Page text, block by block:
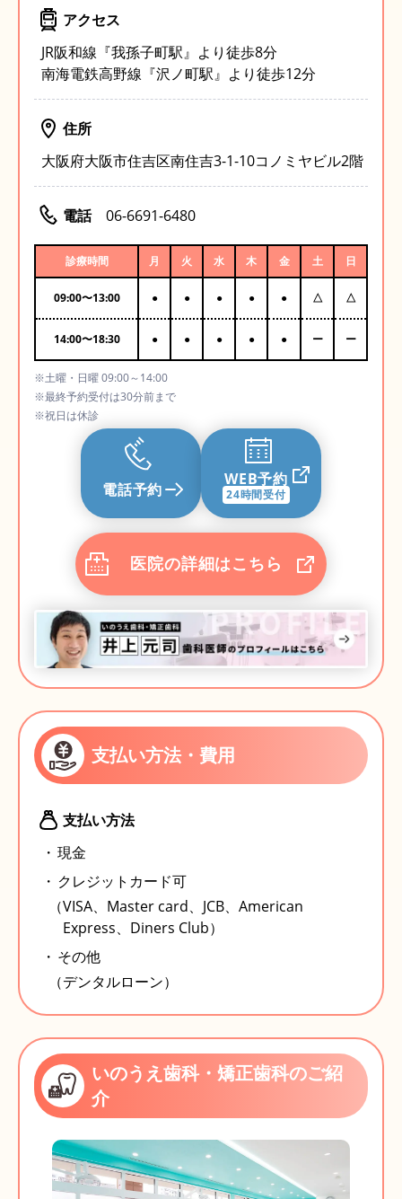
アクセス
JR阪和線『我孫子町駅』より徒歩8分
南海電鉄高野線『沢ノ町駅』より徒歩12分
住所
大阪府大阪市住吉区南住吉3-1-10コノミヤビル2階
電話 06-6691-6480
診療時間 月 火 水 木 金 土 日
09:00〜13:00 ● ● ● ● ● △ △
14:00〜18:30 ● ● ● ● ● ー ー
※土曜・日曜 09:00～14:00
※最終予約受付は30分前まで
※祝日は休診
電話予約
WEB予約
24時間受付
医院の詳細はこちら
支払い方法・費用
支払い方法
現金
クレジットカード可
（VISA、Master card、JCB、American
Express、Diners Club）
その他
（デンタルローン）
いのうえ歯科・矯正歯科のご紹
介